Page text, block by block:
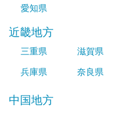
愛知県
近畿地方
三重県 滋賀県
兵庫県
奈良県
中国地方